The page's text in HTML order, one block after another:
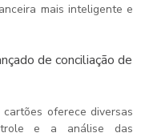
mais inteligente e
de conciliação de
cartões oferece diversas
e a análise das